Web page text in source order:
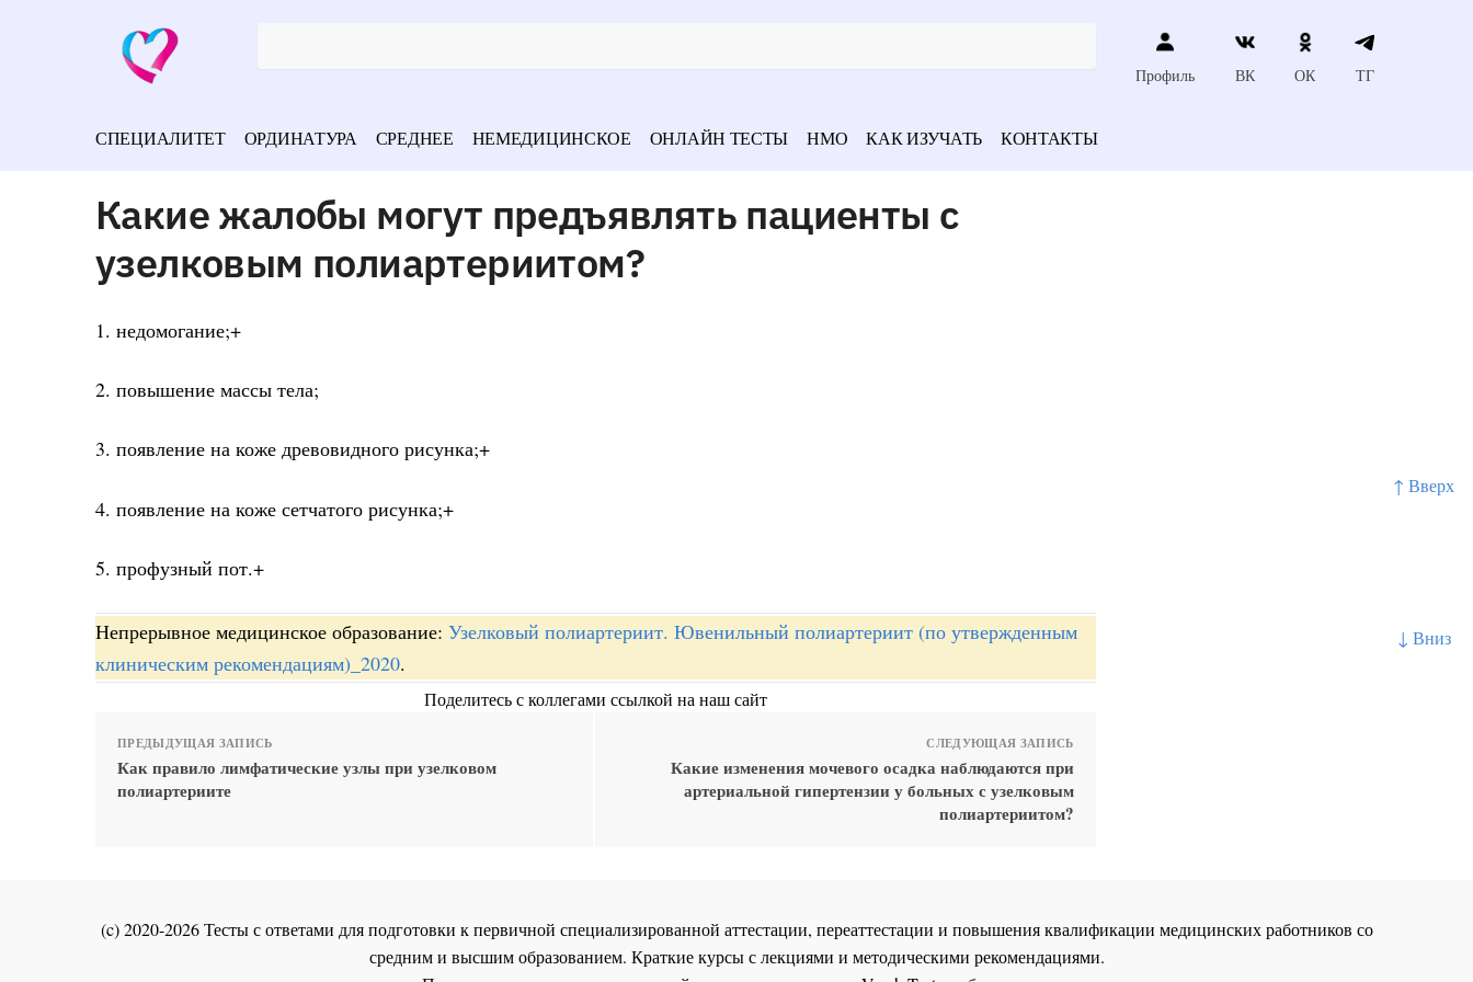
↑ Вверх
↓ Вниз
Профиль ВК ОК ТГ
СПЕЦИАЛИТЕТ ОРДИНАТУРА СРЕДНЕЕ НЕМЕДИЦИНСКОЕ ОНЛАЙН ТЕСТЫ НМО КАК ИЗУЧАТЬ КОНТАКТЫ
Какие жалобы могут предъявлять пациенты с
узелковым полиартериитом?
1. недомогание;+
2. повышение массы тела;
3. появление на коже древовидного рисунка;+
4. появление на коже сетчатого рисунка;+
5. профузный пот.+
Непрерывное медицинское образование: Узелковый полиартериит. Ювенильный полиартериит (по утвержденным
клиническим рекомендациям)_2020.
Поделитесь с коллегами ссылкой на наш сайт
ПРЕДЫДУЩАЯ ЗАПИСЬ
Как правило лимфатические узлы при узелковом
полиартериите
СЛЕДУЮЩАЯ ЗАПИСЬ
Какие изменения мочевого осадка наблюдаются при
артериальной гипертензии у больных с узелковым
полиартериитом?
(c) 2020-2026 Тесты с ответами для подготовки к первичной специализированной аттестации, переаттестации и повышения квалификации медицинских работников со
средним и высшим образованием. Краткие курсы с лекциями и методическими рекомендациями.